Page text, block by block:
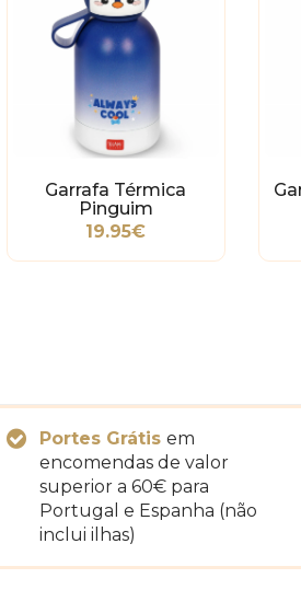
Garrafa Térmica
Pinguim
19.95€
Portes Grátis em
encomendas de valor
superior a 60€ para
Portugal e Espanha (não
inclui ilhas)